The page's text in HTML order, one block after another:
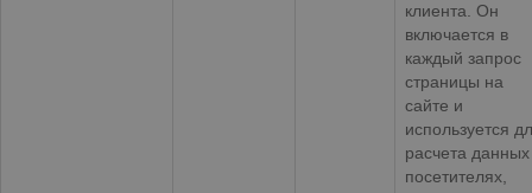
клиента. Он
включается в
каждый запрос
страницы на
сайте и
используется
расчета
посетителях,